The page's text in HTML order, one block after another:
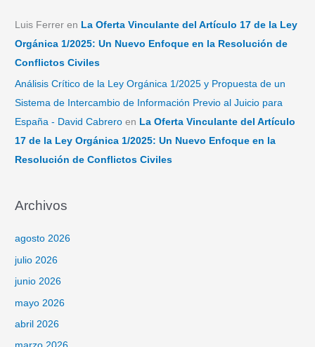
Luis Ferrer en La Oferta Vinculante del Artículo 17 de la Ley
Orgánica 1/2025: Un Nuevo Enfoque en la Resolución de
Conflictos Civiles
Análisis Crítico de la Ley Orgánica 1/2025 y Propuesta de un
Sistema de Intercambio de Información Previo al Juicio para
España - David Cabrero en La Oferta Vinculante del Artículo
17 de la Ley Orgánica 1/2025: Un Nuevo Enfoque en la
Resolución de Conflictos Civiles
Archivos
agosto 2026
julio 2026
junio 2026
mayo 2026
abril 2026